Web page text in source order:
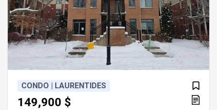
CONDO | LAURENTIDES
149,900 $